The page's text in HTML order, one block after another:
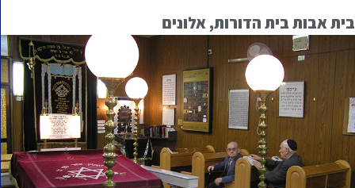
בית אבות בית הדורות, אלונים